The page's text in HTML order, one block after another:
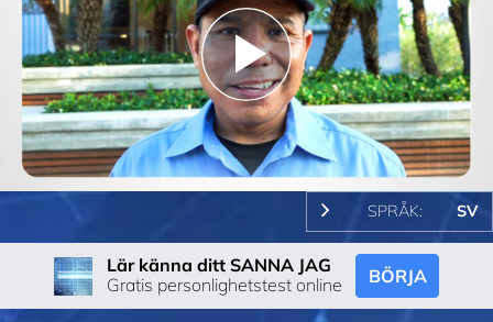
Play
Video
SPRÅK: SV
Lär känna ditt SANNA JAG
Gratis personlighetstest online
BÖRJA